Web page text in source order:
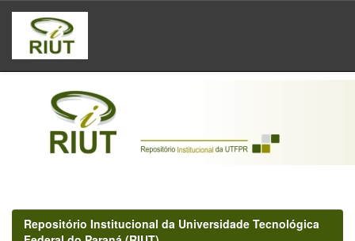
Skip
navigation
Repositório Institucional da Universidade Tecnológica